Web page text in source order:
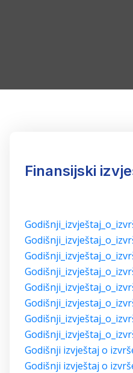
Finansijski
Godišnji izvještaj o
Godišnji izvještaj o